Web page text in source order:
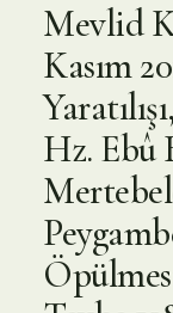
Mevlid
Kasım
Hz. Ebû